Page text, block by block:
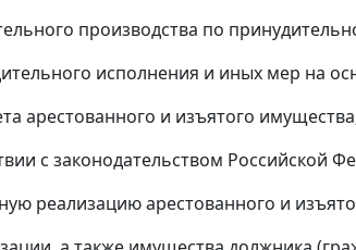
производства по
исполнения и иных мер на
арестованного и изъятого
с законодательством Российской
реализацию арестованного и